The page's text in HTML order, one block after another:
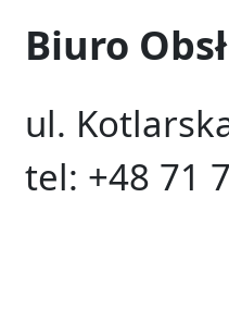
Biuro
ul.
tel: +48 71